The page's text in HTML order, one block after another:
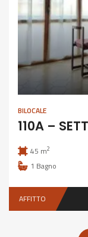
BILOCALE
45 m2
1 Bagno
AFFITTO